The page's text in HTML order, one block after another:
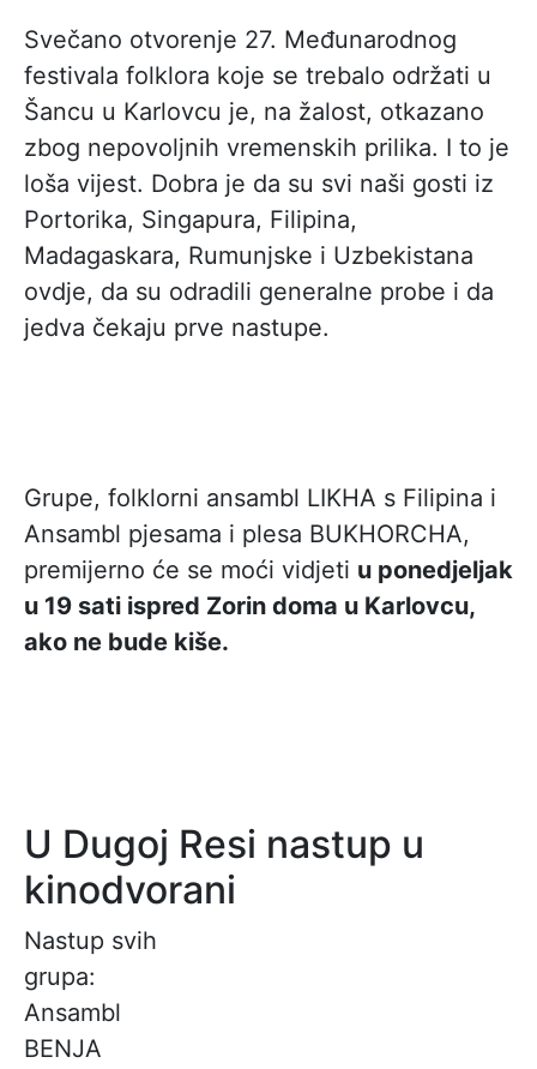
Svečano otvorenje 27. Međunarodnog
festivala folklora koje se trebalo održati u
Šancu u Karlovcu je, na žalost, otkazano
zbog nepovoljnih vremenskih prilika. I to je
loša vijest. Dobra je da su svi naši gosti iz
Portorika, Singapura, Filipina,
Madagaskara, Rumunjske i Uzbekistana
ovdje, da su odradili generalne probe i da
jedva čekaju prve nastupe.
Grupe, folklorni ansambl LIKHA s Filipina i
Ansambl pjesama i plesa BUKHORCHA,
premijerno će se moći vidjeti u ponedjeljak
u 19 sati ispred Zorin doma u Karlovcu,
ako ne bude kiše.
U Dugoj Resi nastup u
kinodvorani
Nastup svih
grupa:
Ansambl
BENJA